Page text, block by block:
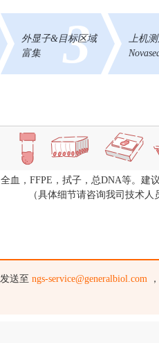
外显子&目标区域
富集
3
上机
血，FFPE，拭子，总DNA等。建
（具体细节请咨询我司技术人
送至 ngs-service@generalbiol.com